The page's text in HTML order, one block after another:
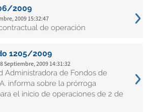
2009
2009 15:32:47
de operación
1205/2009
Septiembre, 2009 14:31:32
Administradora de Fondos de
informa sobre la prórroga
el inicio de operaciones de 2 de